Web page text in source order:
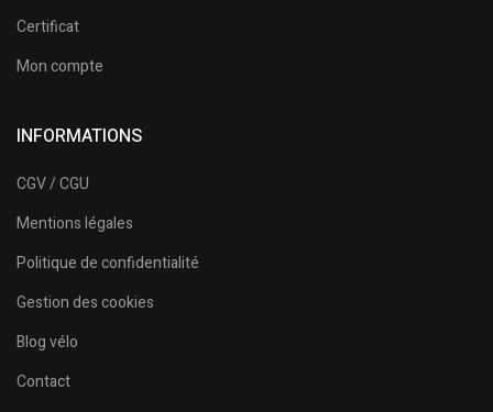
Certificat
Mon compte
INFORMATIONS
CGV / CGU
Mentions légales
Politique de confidentialité
Gestion des cookies
Blog vélo
Contact